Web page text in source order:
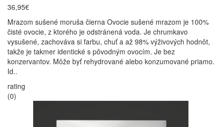
36,95€
Mrazom sušené moruša čierna Ovocie sušené mrazom je 100%
čisté ovocie, z ktorého je odstránená voda. Je chrumkavo
vysušené, zachováva si farbu, chuť a až 98% výživových hodnôt,
takže je takmer identické s pôvodným ovocím. Je bez
konzervantov. Môže byť rehydrované alebo konzumované priamo.
Id..
rating
(0)